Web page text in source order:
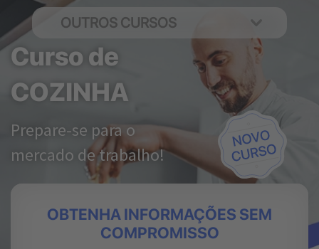
Curso de
COZINHA
Prepare-se para o
mercado de trabalho!
OUTROS CURSOS
OBTENHA INFORMAÇÕES SEM
COMPROMISSO